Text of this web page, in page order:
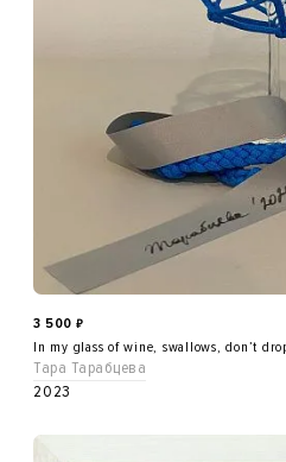
3 500 ₽
In my glass of wine, swallows, don’t
Тара Тарабцева
2023